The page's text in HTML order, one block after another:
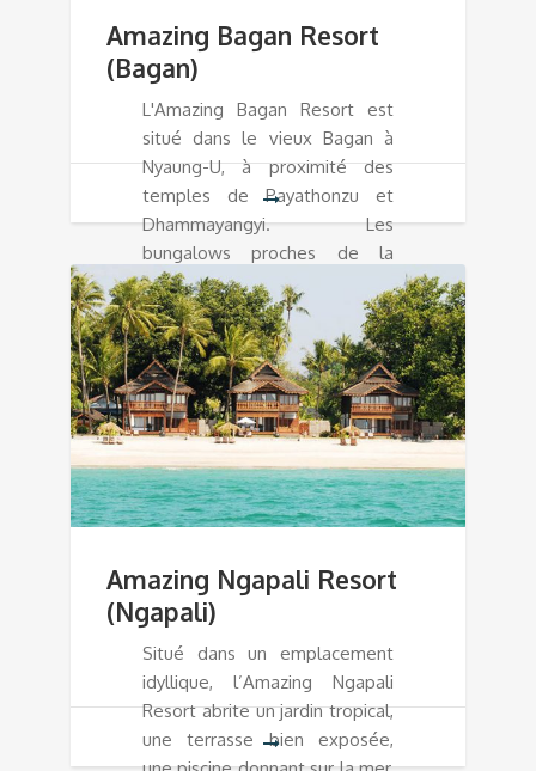
Amazing Bagan Resort
(Bagan)
L'Amazing Bagan Resort est
situé dans le vieux Bagan à
Nyaung-U, à proximité des
temples de Payathonzu et
Dhammayangyi. Les
bungalows proches de la
piscine sont construits en
brique dans le style de Bagan
et comprennent un coin salon.
Amazing Ngapali Resort
(Ngapali)
Situé dans un emplacement
idyllique, l’Amazing Ngapali
Resort abrite un jardin tropical,
une terrasse bien exposée,